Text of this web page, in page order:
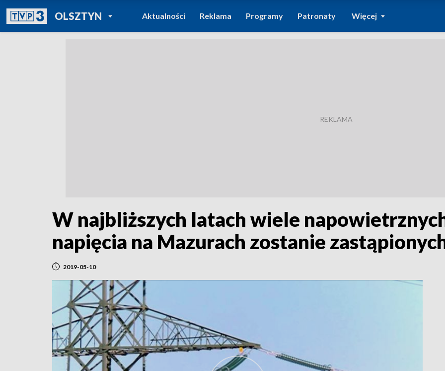
OLSZTYNPOWRÓT DO
TVP REGIONY
Aktualności Reklama Programy Patronaty Więcej
W najbliższych latach wiele
napięcia na Mazurach zostanie
2019-05-10